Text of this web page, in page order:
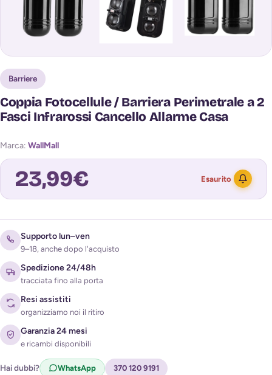
Barriere
Coppia Fotocellule / Barriera Perimetrale a 2
Fasci Infrarossi Cancello Allarme Casa
Marca: WallMall
23,99€ Esaurito
Acconsento al trattamento dei miei dati per ricevere
l'avviso di disponibilità (
Privacy Policy)
Supporto lun–ven
9–18, anche dopo l'acquisto
Spedizione 24/48h
tracciata fino alla porta
Resi assistiti
organizziamo noi il ritiro
Garanzia 24 mesi
e ricambi disponibili
Hai dubbi? WhatsApp 370 120 9191